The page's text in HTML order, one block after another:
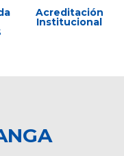
Acreditación
Institucional